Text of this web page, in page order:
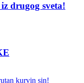
drugog sveta!